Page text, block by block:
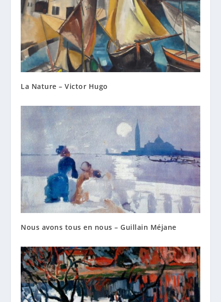
La Nature – Victor Hugo
Nous avons tous en nous – Guillain Méjane